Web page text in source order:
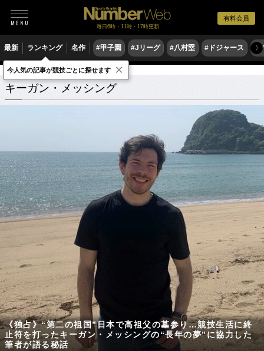
有料会員
毎日6時・11時・17時更新
最新 ランキング 名作 #甲子園 #Jリーグ #八村塁 #ドジャース #
〉
キーガン・メッシング 関連記事
キーガン・メッシング
《独占》“第二の祖国”日本で高祖父の墓参り…競技生活に終
止符を打ったキーガン・メッシングの“長年の夢”に協力した
筆者が語る秘話
今人気の記事が競技ごとに探せます ×